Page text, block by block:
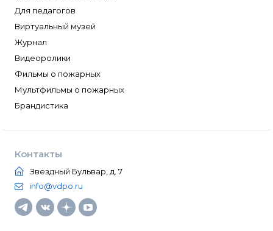
Для педагогов
Виртуальный музей
Журнал
Видеоролики
Фильмы о пожарных
Мультфильмы о пожарных
Брандистика
Контакты
Звездный Бульвар, д. 7
info@vdpo.ru